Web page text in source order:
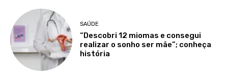
SAÚDE
“Descobri 12 miomas e consegui
realizar o sonho ser mãe”; conheça
história